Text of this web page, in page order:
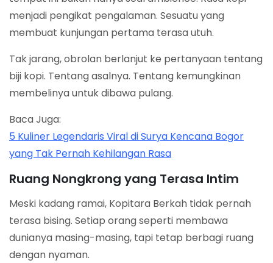
menjadi pengikat pengalaman. Sesuatu yang
membuat kunjungan pertama terasa utuh.
Tak jarang, obrolan berlanjut ke pertanyaan tentang
biji kopi. Tentang asalnya. Tentang kemungkinan
membelinya untuk dibawa pulang.
Baca Juga:
5 Kuliner Legendaris Viral di Surya Kencana Bogor
yang Tak Pernah Kehilangan Rasa
Ruang Nongkrong yang Terasa Intim
Meski kadang ramai, Kopitara Berkah tidak pernah
terasa bising. Setiap orang seperti membawa
dunianya masing-masing, tapi tetap berbagi ruang
dengan nyaman.